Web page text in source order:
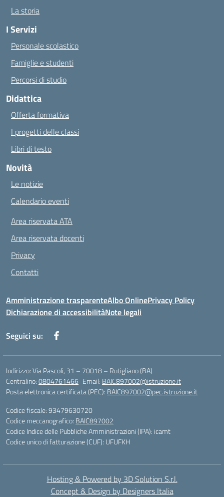
La storia
I Servizi
Personale scolastico
Famiglie e studenti
Percorsi di studio
Didattica
Offerta formativa
I progetti delle classi
Libri di testo
Novità
Le notizie
Calendario eventi
Area riservata ATA
Area riservata docenti
Privacy
Contatti
Amministrazione trasparenteAlbo OnlinePrivacy Policy
Dichiarazione di accessibilitàNote legali
Seguici su:
Indirizzo:Via Pascoli, 31 – 70018 – Rutigliano (BA)
Centralino:0804761466 Email: BAIC897002@istruzione.it
Posta elettronica certificata (PEC): BAIC897002@pec.istruzione.it
Codice fiscale: 93479630720
Codice meccanografico: BAIC897002
Codice Indice delle Pubbliche Amministrazioni (IPA): icamt
Codice unico di fatturazione (CUF): UFUFKH
Hosting & Powered by 3D Solution S.r.l.
Concept & Design by Designers Italia